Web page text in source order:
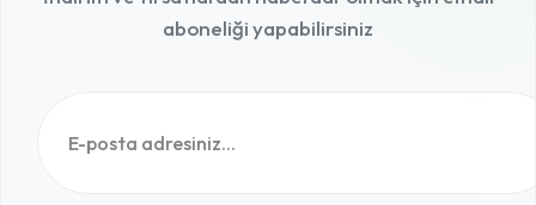
aboneliği yapabilirsiniz